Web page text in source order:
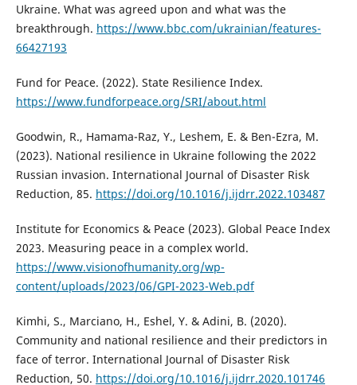
Ukraine. What was agreed upon and what was the
breakthrough. https://www.bbc.com/ukrainian/features-
66427193
Fund for Peace. (2022). State Resilience Index.
https://www.fundforpeace.org/SRI/about.html
Goodwin, R., Hamama-Raz, Y., Leshem, E. & Ben-Ezra, M.
(2023). National resilience in Ukraine following the 2022
Russian invasion. International Journal of Disaster Risk
Reduction, 85. https://doi.org/10.1016/j.ijdrr.2022.103487
Institute for Economics & Peace (2023). Global Peace Index
2023. Measuring peace in a complex world.
https://www.visionofhumanity.org/wp-
content/uploads/2023/06/GPI-2023-Web.pdf
Kimhi, S., Marciano, H., Eshel, Y. & Adini, B. (2020).
Community and national resilience and their predictors in
face of terror. International Journal of Disaster Risk
Reduction, 50. https://doi.org/10.1016/j.ijdrr.2020.101746